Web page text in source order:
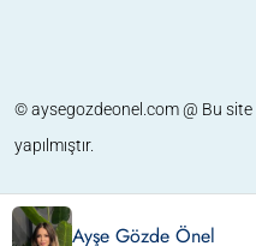
Ayşe Gözde Önel
© aysegozdeonel.com @ Bu site
yapılmıştır.